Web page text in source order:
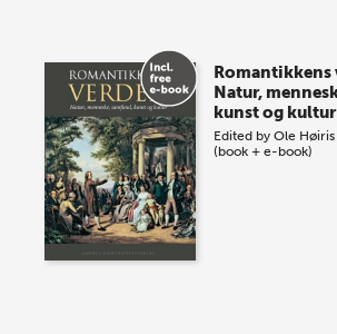
Romantikkens
Natur,
kunst og kultur
Edited byOle Høiris
(book + e-book)